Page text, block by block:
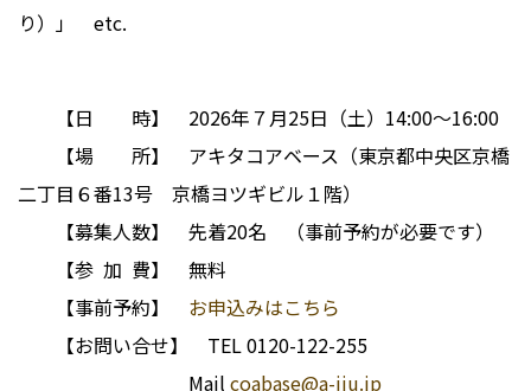
り）」 etc.
【日 時】 2026年７月25日（土）14:00～16:00
【場 所】 アキタコアベース（東京都中央区京橋
二丁目６番13号 京橋ヨツギビル１階）
【募集人数】 先着20名 （事前予約が必要です）
【参 加 費】 無料
【事前予約】 お申込みはこちら
【お問い合せ】 TEL 0120-122-255
Mail coabase@a-iju.jp